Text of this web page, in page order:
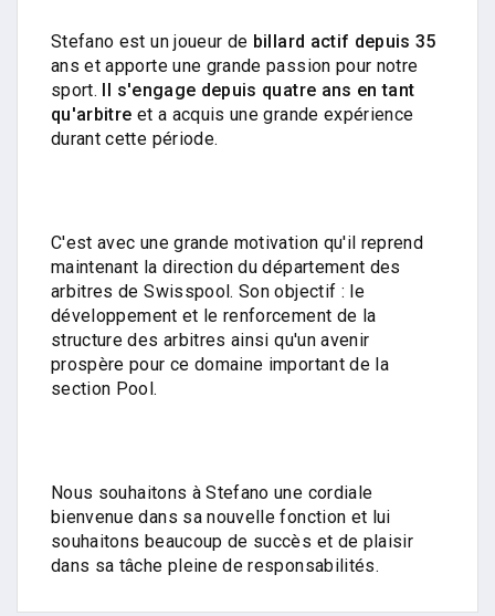
Stefano est un joueur de billard actif depuis 35
ans et apporte une grande passion pour notre
sport. Il s'engage depuis quatre ans en tant
qu'arbitre et a acquis une grande expérience
durant cette période.
C'est avec une grande motivation qu'il reprend
maintenant la direction du département des
arbitres de Swisspool. Son objectif : le
développement et le renforcement de la
structure des arbitres ainsi qu'un avenir
prospère pour ce domaine important de la
section Pool.
Nous souhaitons à Stefano une cordiale
bienvenue dans sa nouvelle fonction et lui
souhaitons beaucoup de succès et de plaisir
dans sa tâche pleine de responsabilités.